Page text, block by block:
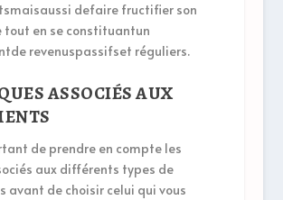
defaire fructifier son
en se constituantun
revenuspassifset réguliers.
ASSOCIÉS AUX
de prendre en compte les
aux différents types de
avant de choisir celui qui vous